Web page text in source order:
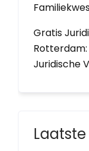
Gratis
Rotterdam:
Juridische